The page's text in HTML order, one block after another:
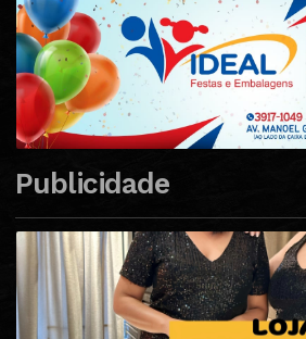
Publicidade